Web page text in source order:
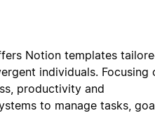
Notion templates
individuals. Focusing
productivity and
to manage tasks,